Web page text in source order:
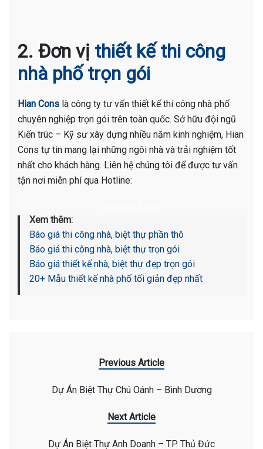
2. Đơn vị thiết kế thi công
nhà phố trọn gói
Hian Cons là công ty tư vấn thiết kế thi công nhà phố
chuyên nghiệp trọn gói trên toàn quốc. Sở hữu đội ngũ
Kiến trúc – Kỹ sư xây dựng nhiều năm kinh nghiệm, Hian
Cons tự tin mang lại những ngôi nhà và trải nghiệm tốt
nhất cho khách hàng. Liên hệ chúng tôi để được tư vấn
tận nơi miễn phí qua Hotline:
Xem thêm:
Báo giá thi công nhà, biệt thự phần thô
Báo giá thi công nhà, biệt thự trọn gói
Báo giá thiết kế nhà, biệt thự đẹp trọn gói
20+ Mẫu thiết kế nhà phố tối giản đẹp nhất
Previous Article
Dự Án Biệt Thự Chú Oánh – Bình Dương
Next Article
Dự Án Biệt Thự Anh Doanh – TP. Thủ Đức